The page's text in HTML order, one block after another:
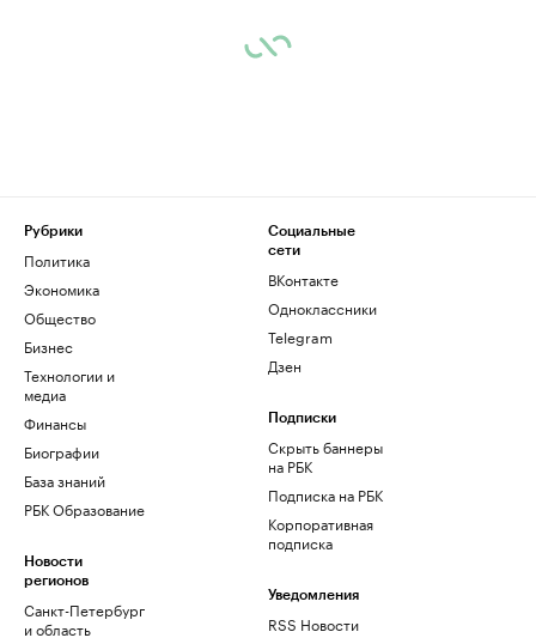
Рубрики
Политика
Экономика
Общество
Бизнес
Технологии и
медиа
Финансы
Биографии
База знаний
РБК Образование
Новости
регионов
Санкт-Петербург
и область
Социальные
сети
ВКонтакте
Одноклассники
Telegram
Дзен
Подписки
Скрыть баннеры
на РБК
Подписка на РБК
Корпоративная
подписка
Уведомления
RSS Новости